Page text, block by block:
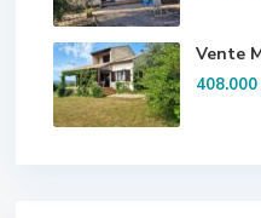
Vente
408.000